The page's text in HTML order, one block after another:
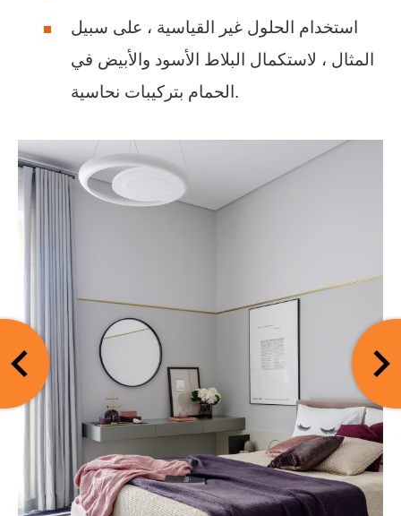
استخدام الحلول غير القياسية ، على سبيل
المثال ، لاستكمال البلاط الأسود والأبيض في
الحمام بتركيبات نحاسية.